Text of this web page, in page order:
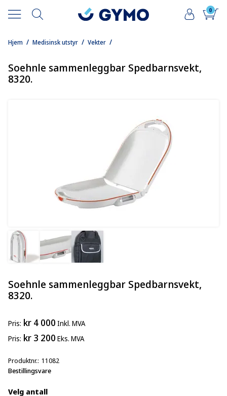
0
/
Hjem /
Medisinsk utstyr /
Vekter
Soehnle sammenleggbar Spedbarnsvekt,
8320.
Soehnle sammenleggbar Spedbarnsvekt,
8320.
Pris kr 4 000 Inkl. MVA
Pris kr 3 200 Eks. MVA
Produktnr. 11082
Bestillingsvare
Velg antall